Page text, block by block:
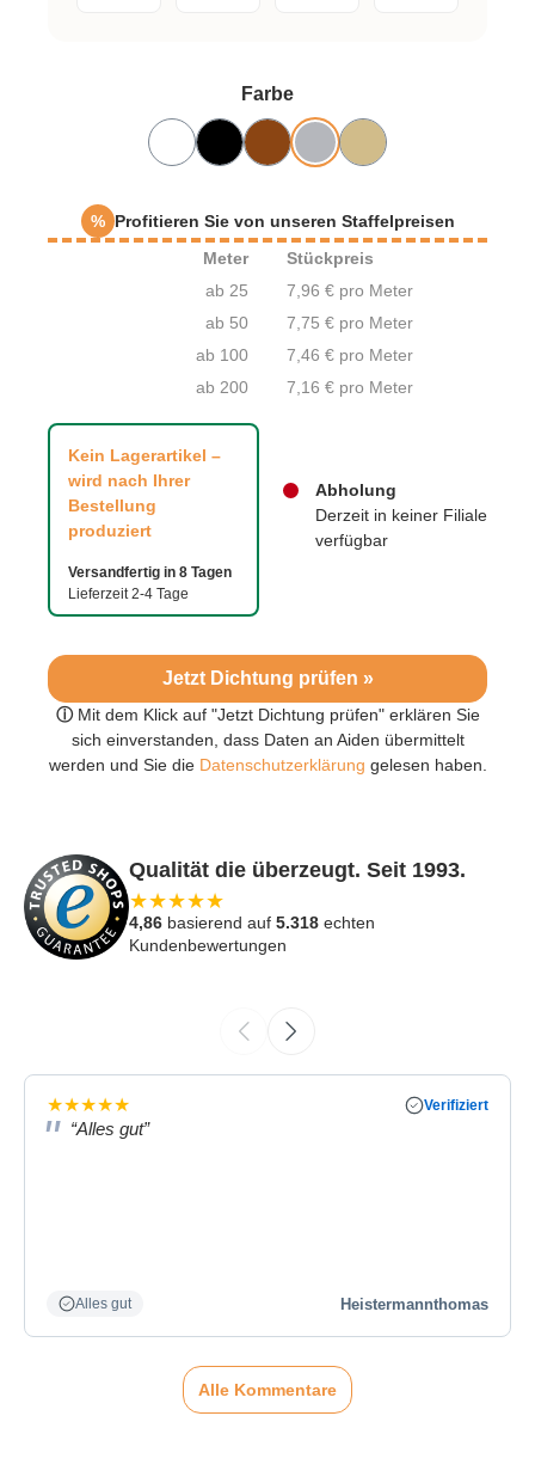
Jetzt Dichtung prüfen »
ⓘ Mit dem Klick auf "Jetzt Dichtung prüfen" erklären Sie
sich einverstanden, dass Daten an Aiden übermittelt
werden und Sie dieDatenschutzerklärung gelesen haben.
Kein Lagerartikel –
wird nach Ihrer
Bestellung
produziert
Versandfertig in 8 Tagen
Lieferzeit 2-4 Tage
Abholung
Derzeit in keiner Filiale
verfügbar
Farbeauswählen
% Profitieren Sie von unseren Staffelpreisen
Meter
Stückpreis
ab 25
7,96 € pro Meter
ab 50
7,75 € pro Meter
ab 100
7,46 € pro Meter
ab 200
7,16 € pro Meter
Qualität die überzeugt. Seit 1993.
★★★★★
4,86 basierend auf 5.318 echten
Kundenbewertungen
★★★★★ Verifiziert
“Alles gut”
Alles gut Heistermannthomas
Alle Kommentare